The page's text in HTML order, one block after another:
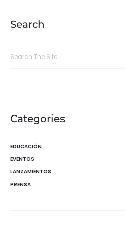
entradas
Search
Categories
EDUCACIÓN
EVENTOS
LANZAMIENTOS
PRENSA